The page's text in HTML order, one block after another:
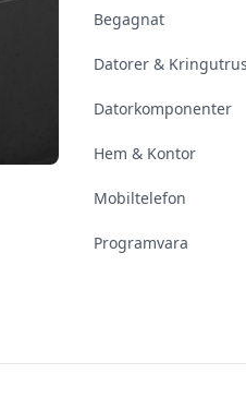
Begagnat
Datorer &
Datorkomponenter
Hem & Kontor
Mobiltelefon
Programvara